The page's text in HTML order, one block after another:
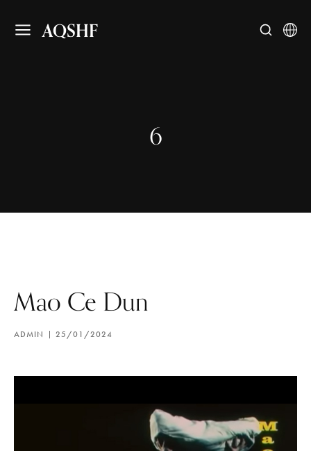
AQSHF
6
Mao Ce Dun
ADMIN 25/01/2024